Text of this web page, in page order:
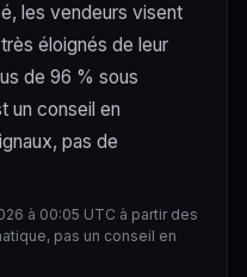
les vendeurs visent
éloignés de leur
de 96 % sous
un conseil en
pas de
à 00:05 UTC à partir des
pas un conseil en